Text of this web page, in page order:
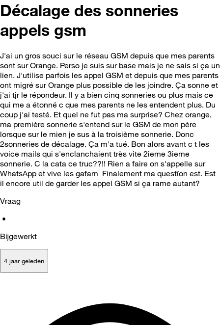
Décalage des sonneries
appels gsm
J'ai un gros souci sur le réseau GSM depuis que mes parents
sont sur Orange. Perso je suis sur base mais je ne sais si ça un
lien. J'utilise parfois les appel GSM et depuis que mes parents
ont migré sur Orange plus possible de les joindre. Ça sonne et
j'ai tjr le répondeur. Il y a bien cinq sonneries ou plus mais ce
qui me a étonné c que mes parents ne les entendent plus. Du
coup j'ai testé. Et quel ne fut pas ma surprise? Chez orange,
ma première sonnerie s'entend sur le GSM de mon père
lorsque sur le mien je sus à la troisième sonnerie. Donc
2sonneries de décalage. Ça m'a tué. Bon alors avant c t les
voice mails qui s'enclanchaient très vite 2ieme 3ieme
sonnerie. C la cata ce truc??!! Rien a faire on s'appelle sur
WhatsApp et vive les gafam Finalement ma questîon est. Est
il encore util de garder les appel GSM si ça rame autant?
Vraag
•
Bijgewerkt
4 jaar geleden